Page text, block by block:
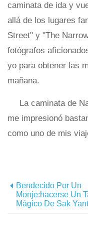
caminata de ida y
allá de los lugares
Street" y "The
fotógrafos
yo para obtener las
mañana.
La caminata de
me impresionó
como uno de mis
Bendecido Por Un
Monje:hacerse Un
Mágico De Sak Yant